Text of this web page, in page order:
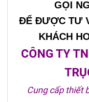
GỌI
ĐỂ ĐƯỢC TƯ
KHÁCH
CÔNG TY
Cung cấp thiết